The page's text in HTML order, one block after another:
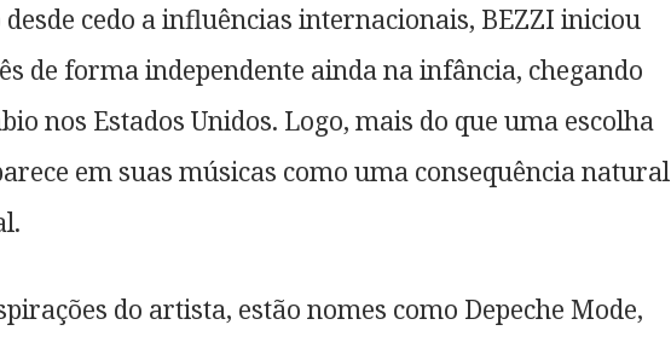
desde cedo a influências internacionais, BEZZI iniciou
de forma independente ainda na infância, chegando
nos Estados Unidos. Logo, mais do que uma escolha
em suas músicas como uma consequência natural
do artista, estão nomes como Depeche Mode,